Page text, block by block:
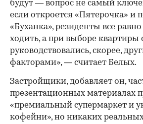
будут — вопрос не самый
если откроется «Пятерочка» и
«Буханка», резиденты все равно
ходить, а при выборе квартиры
руководствовались, скорее,
факторами», — считает Белых.
Застройщики, добавляет он,
презентационных материалах
«премиальный супермаркет и
кофейни», но никаких